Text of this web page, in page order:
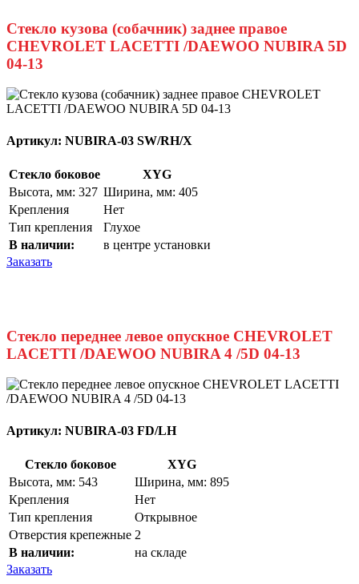
Стекло кузова (собачник) заднее правое
CHEVROLET LACETTI /DAEWOO NUBIRA 5D
04-13
Артикул: NUBIRA-03 SW/RH/X
Стекло боковое
XYG
Высота, мм: 327 Ширина, мм: 405
Крепления
Нет
Тип крепления
Глухое
В наличии:
в центре установки
Заказать
Стекло переднее левое опускное CHEVROLET
LACETTI /DAEWOO NUBIRA 4 /5D 04-13
Артикул: NUBIRA-03 FD/LH
Стекло боковое
XYG
Высота, мм: 543
Ширина, мм: 895
Крепления
Нет
Тип крепления
Открывное
Отверстия крепежные 2
В наличии:
на складе
Заказать